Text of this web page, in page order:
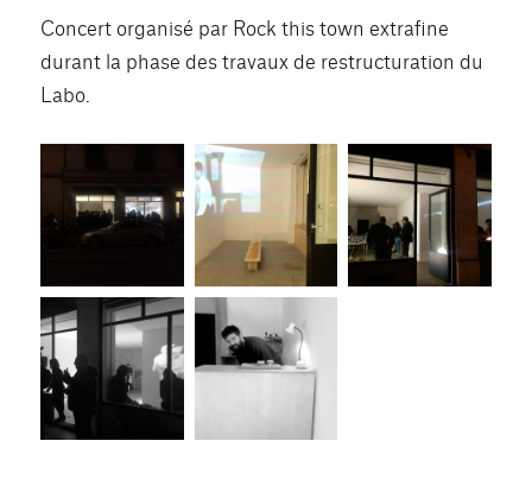
Concert organisé par Rock this town extrafine
durant la phase des travaux de restructuration du
Labo.